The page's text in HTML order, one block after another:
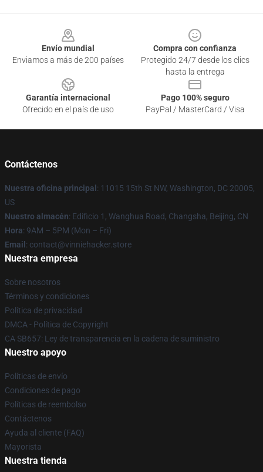
Envío mundial
Enviamos a más de 200 países
Compra con confianza
Protegido 24/7 desde los clics
hasta la entrega
Garantía internacional
Ofrecido en el país de uso
Pago 100% seguro
PayPal / MasterCard / Visa
Contáctenos
Nuestra oficina principal : 11015 15th St NW, Washington, DC 20005,
US
Nuestro almacén: Edificio 1, Wanghua Road, Changsha, Beijing, CN
Hora: 9AM – 5PM (Mon – Fri)
Email : contact@vinniehacker.store
Nuestra empresa
Sobre nosotros
Términos y condiciones
Política de privacidad
DMCA - Política de Copyright
CA SB657: Ley de transparencia en la cadena de suministro
Nuestro apoyo
Políticas de envío
Condiciones de pago
Políticas de reembolso
Contáctenos
Ayuda al cliente (FAQ)
Mayorista
Nuestra tienda